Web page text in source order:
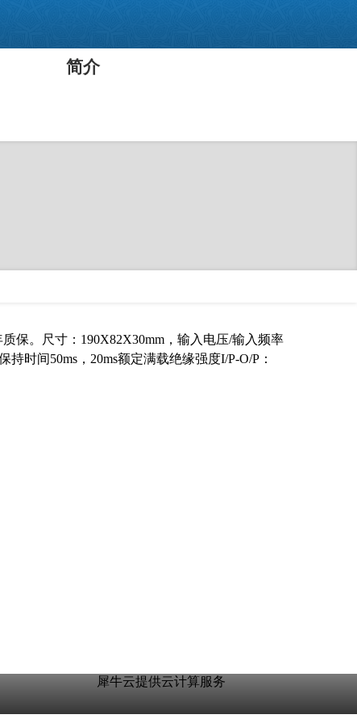
简介
保。尺寸：190X82X30mm，输入电压/输入频率
时间50ms，20ms额定满载绝缘强度I/P-O/P：
犀牛云提供云计算服务